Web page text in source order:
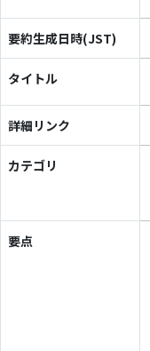
要約生成日時(JST)
タイトル
詳細リンク
カテゴリ
要点